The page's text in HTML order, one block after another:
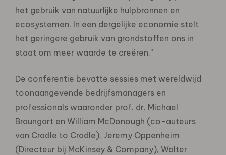
het gebruik van natuurlijke hulpbronnen en
ecosystemen. In een dergelijke economie stelt
het geringere gebruik van grondstoffen ons in
staat om meer waarde te creëren.”
De conferentie bevatte sessies met wereldwijd
toonaangevende bedrijfsmanagers en
professionals waaronder prof. dr. Michael
Braungart en William McDonough (co-auteurs
van Cradle to Cradle), Jeremy Oppenheim
(Directeur bij McKinsey & Company), Walter